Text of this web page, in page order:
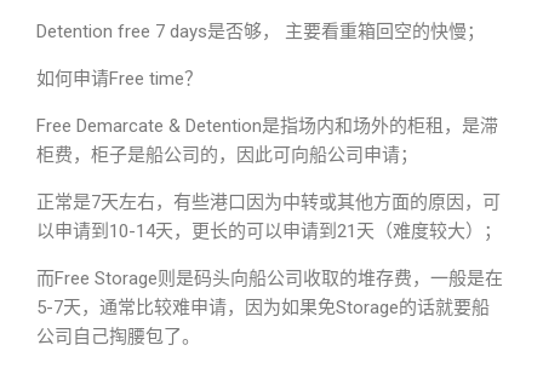
Detention free 7 days是否够， 主要看重箱回空的快慢；
如何申请Free time？
Free Demarcate & Detention是指场内和场外的柜租，是滞
柜费，柜子是船公司的，因此可向船公司申请；
正常是7天左右，有些港口因为中转或其他方面的原因，可
以申请到10-14天，更长的可以申请到21天（难度较大）；
而Free Storage则是码头向船公司收取的堆存费，一般是在
5-7天，通常比较难申请，因为如果免Storage的话就要船
公司自己掏腰包了。